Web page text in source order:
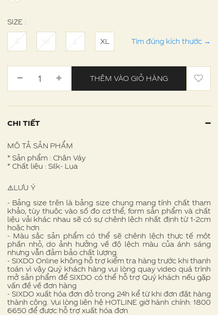
SIZE :
S M L XL Tìm đúng kích thước →
THÊM VÀO GIỎ HÀNG
CHI TIẾT
MÔ TẢ SẢN PHẨM
* Sản phẩm : Chân Váy
* Chất liệu : Silk- Lụa
⚠️LƯU Ý
- Bảng size trên là bảng size chung mang tính chất tham
khảo, tùy thuộc vào số đo cơ thể, form sản phẩm và chất
liệu vải khác nhau sẽ có sự chênh lệch nhất định từ 1-2cm
hoặc hơn.
- Màu sắc sản phẩm có thể sẽ chênh lệch thực tế một
phần nhỏ, do ảnh hưởng về độ lệch màu của ánh sáng
nhưng vẫn đảm bảo chất lượng.
- SIXDO Online không hỗ trợ kiểm tra hàng trước khi thanh
toán vì vậy Quý khách hàng vui lòng quay video quá trình
mở sản phẩm để SIXDO có thể hỗ trợ Quý khách nếu gặp
vấn đề về đơn hàng
- SIXDO xuất hóa đơn đỏ trong 24h kể từ khi đơn đặt hàng
thành công. Vui lòng liên hệ HOTLINE giờ hành chính: 1800
6650 để được hỗ trợ xuất hóa đơn